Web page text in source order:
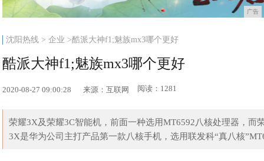
广告
沈阳热线 >企业 >酷派大神f1;魅族mx3哪个更好
酷派大神f1;魅族mx3哪个更好
2020-08-27 09:00:28 来源：互联网 阅读：1281
荣耀3X及荣耀3C智能机，前面一种选用MT6592八核处理器，
3X是华为公司主打产品第一款八核手机，选用联发科“真八核